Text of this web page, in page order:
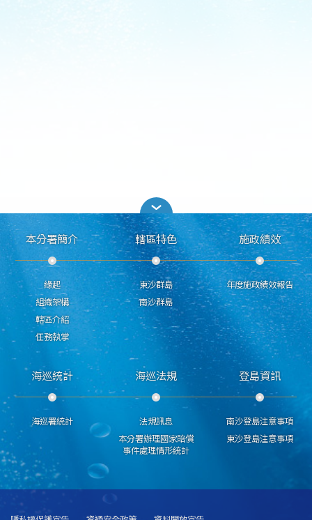
本分署簡介
緣起
組織架構
轄區介紹
任務執掌
轄區特色
東沙群島
南沙群島
施政績效
年度施政績效報告
海巡統計
海巡署統計
海巡法規
法規訊息
本分署辦理國家賠償
事件處理情形統計
登島資訊
南沙登島注意事項
東沙登島注意事項